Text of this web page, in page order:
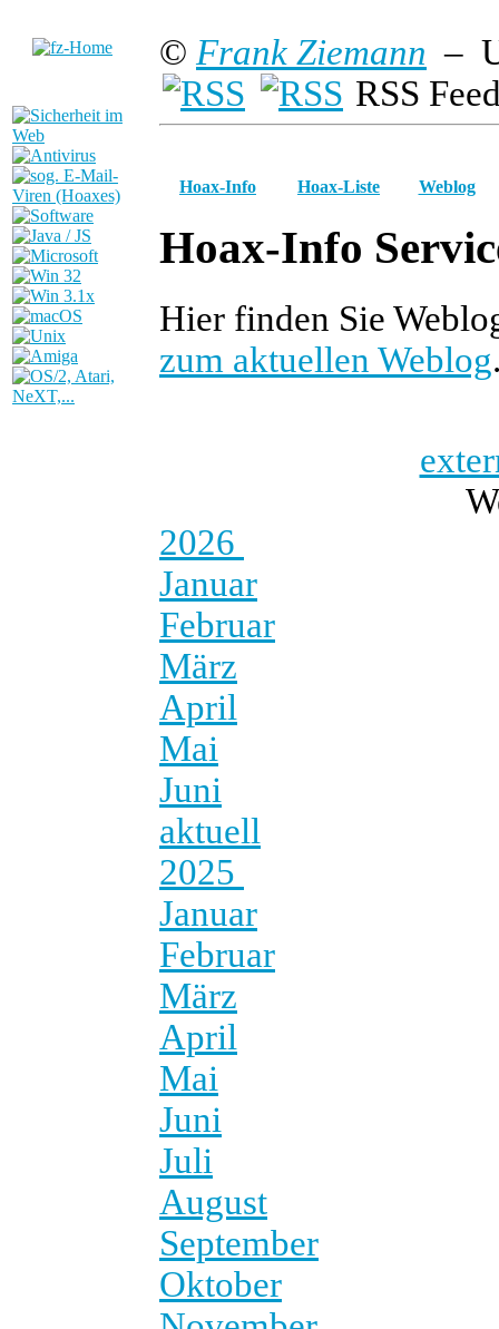
© Frank Ziemann –
RSS
Hoax-Info Hoax-Liste Weblog
Hoax-Info
Hier finden Sie
zum aktuellen Weblog
2026
Januar
Februar
März
April
Mai
Juni
aktuell
2025
Januar
Februar
März
April
Mai
Juni
Juli
August
September
Oktober